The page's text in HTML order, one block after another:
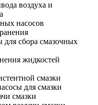
воздуха и
насосов
сбора смазочных
жидкостей
смазки
для смазки
смазки